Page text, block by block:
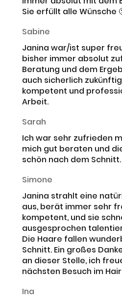
Sie erfüllt alle Wünsche
Sabine
Janina war/ist super
bisher immer absolut
Beratung und dem
auch sicherlich
kompetent und
Arbeit.
Sarah
Ich war sehr zufrieden
mich gut beraten und
schön nach dem Schnitt.
Simone
Janina strahlt eine
aus, berät immer sehr
kompetent, und sie
ausgesprochen
Die Haare fallen
Schnitt. Ein großes
an dieser Stelle, ich
nächsten Besuch im
Ina